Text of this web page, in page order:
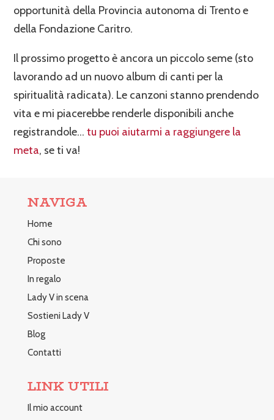
opportunità della Provincia autonoma di Trento e
della Fondazione Caritro.
Il prossimo progetto è ancora un piccolo seme (sto
lavorando ad un nuovo album di canti per la
spiritualità radicata). Le canzoni stanno prendendo
vita e mi piacerebbe renderle disponibili anche
registrandole…tu puoi aiutarmi a raggiungere la
meta, se ti va!
NAVIGA
Home
Chi sono
Proposte
In regalo
Lady V in scena
Sostieni Lady V
Blog
Contatti
LINK UTILI
Il mio account